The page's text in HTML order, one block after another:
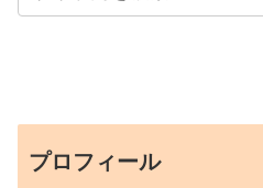
プロフィール